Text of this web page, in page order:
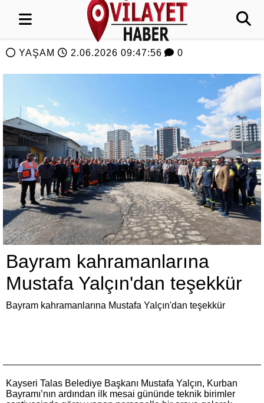
YAŞAM 2.06.2026 09:47:56 0
Bayram kahramanlarına
Mustafa Yalçın'dan teşekkür
Bayram kahramanlarına Mustafa Yalçın'dan teşekkür
Kayseri Talas Belediye Başkanı Mustafa Yalçın, Kurban
Bayramı’nın ardından ilk mesai gününde teknik birimler